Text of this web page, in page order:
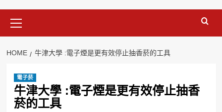
Menu
HOME 牛津大學 :電子煙是更有效停止抽香菸的工具
電子菸
牛津大學 :電子煙是更有效停止抽香
菸的工具